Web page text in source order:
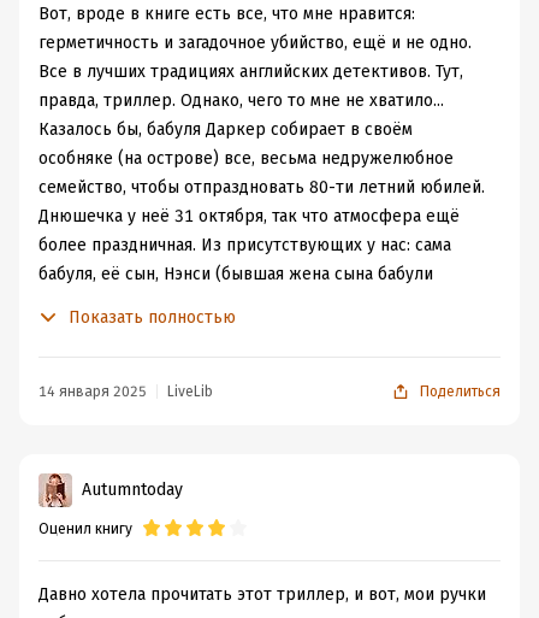
отзывам, рецензиям и оценке сделала вывод, что это
не самое лучшее произведение автора. А это значит,
что познакомившись с другими, напишу - "это
шедевр"))
Вот, вроде в книге есть все, что мне нравится:
герметичность и загадочное убийство, ещё и не одно.
Все в лучших традициях английских детективов. Тут,
правда, триллер. Однако, чего то мне не хватило...
Казалось бы, бабуля Даркер собирает в своём
особняке (на острове) все, весьма недружелюбное
семейство, чтобы отпраздновать 80-ти летний юбилей.
Днюшечка у неё 31 октября, так что атмосфера ещё
более праздничная. Из присутствующих у нас: сама
бабуля, её сын, Нэнси (бывшая жена сына бабули
И вот, на праздничном ужине, бабуля объявляет о том,
находят с проломленым черепом.
Стоит отметить, все это происходит во время отлива.
Остров и особняк на нем отрезаны от большой земли.
выходит, убийца кто то из своих? Или в доме чужак?
Показать полностью
14 января 2025 LiveLib Поделиться
Autumntoday
Оценил книгу
Давно хотела прочитать этот триллер, и вот, мои ручки